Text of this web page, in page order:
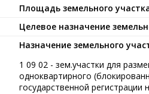
Площадь земельного
Целевое назначение
Назначение земельного
1 09 02 - зем.участки для
одноквартирного
государственной